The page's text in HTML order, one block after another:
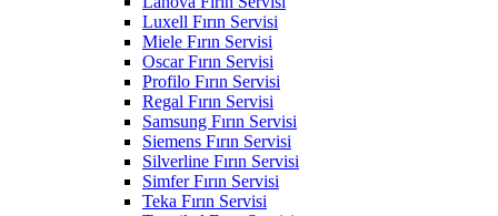
Luxell Fırın Servisi
Miele Fırın Servisi
Oscar Fırın Servisi
Profilo Fırın Servisi
Regal Fırın Servisi
Samsung Fırın Servisi
Siemens Fırın Servisi
Silverline Fırın Servisi
Simfer Fırın Servisi
Teka Fırın Servisi